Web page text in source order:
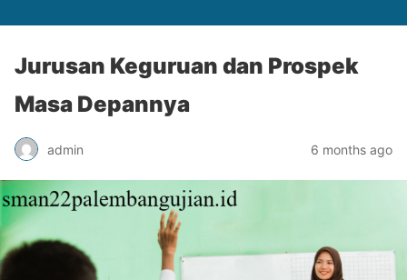
Jurusan Keguruan dan Prospek
Masa Depannya
admin 6 months ago